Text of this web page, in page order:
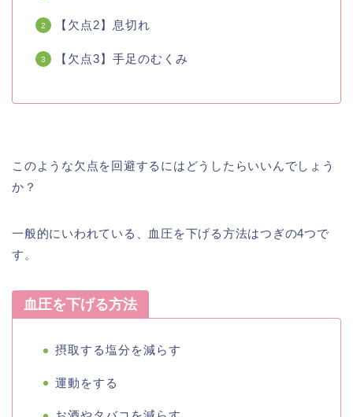
【欠点2】息切れ
【欠点3】手足のむくみ
このような欠点を回避するにはどうしたらいいんでしょう
か？
一般的にいわれている、血圧を下げる方法はつぎの4つで
す。
血圧を下げる方法
摂取する塩分を減らす
運動をする